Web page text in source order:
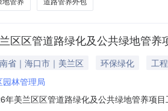
地管养 道路管养外包
区区管道路绿化及公共绿地管
省｜海口市｜美兰区 环保绿化
工程
林管理局
年美兰区区管道路绿化及公共绿地管养项